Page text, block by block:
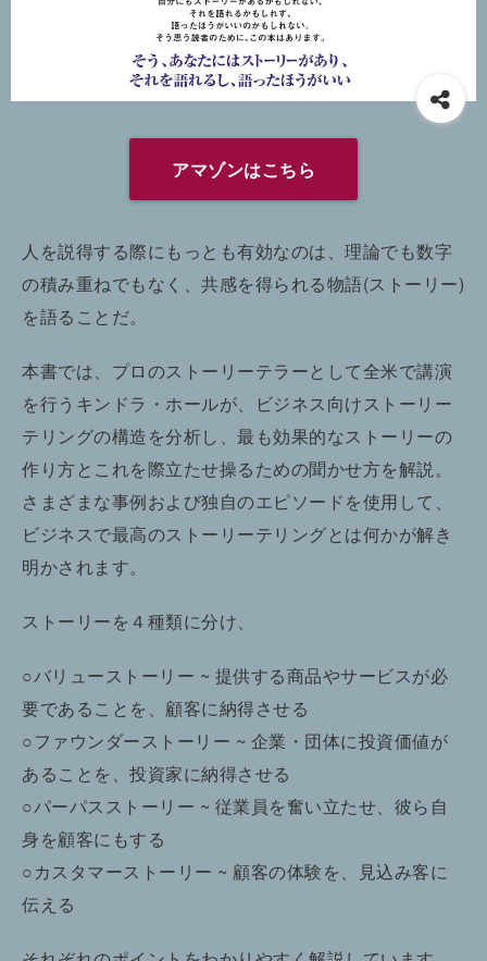
アマゾンはこちら
人を説得する際にもっとも有効なのは、理論でも数字
の積み重ねでもなく、共感を得られる物語(ストーリー)
を語ることだ。
本書では、プロのストーリーテラーとして全米で講演
を行うキンドラ・ホールが、ビジネス向けストーリー
テリングの構造を分析し、最も効果的なストーリーの
作り方とこれを際立たせ操るための聞かせ方を解説。
さまざまな事例および独自のエピソードを使用して、
ビジネスで最高のストーリーテリングとは何かが解き
明かされます。
ストーリーを４種類に分け、
○バリューストーリー ~ 提供する商品やサービスが必
要であることを、顧客に納得させる
○ファウンダーストーリー ~ 企業・団体に投資価値が
あることを、投資家に納得させる
○パーパスストーリー ~ 従業員を奮い立たせ、彼ら自
身を顧客にもする
○カスタマーストーリー ~ 顧客の体験を、見込み客に
伝える